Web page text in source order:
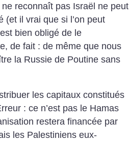
reconnaît pas Israël ne peut
(et il vrai que si l’on peut
bien obligé de le
de fait : de même que nous
la Russie de Poutine sans
les capitaux constitués
: ce n’est pas le Hamas
restera financée par
les Palestiniens eux-